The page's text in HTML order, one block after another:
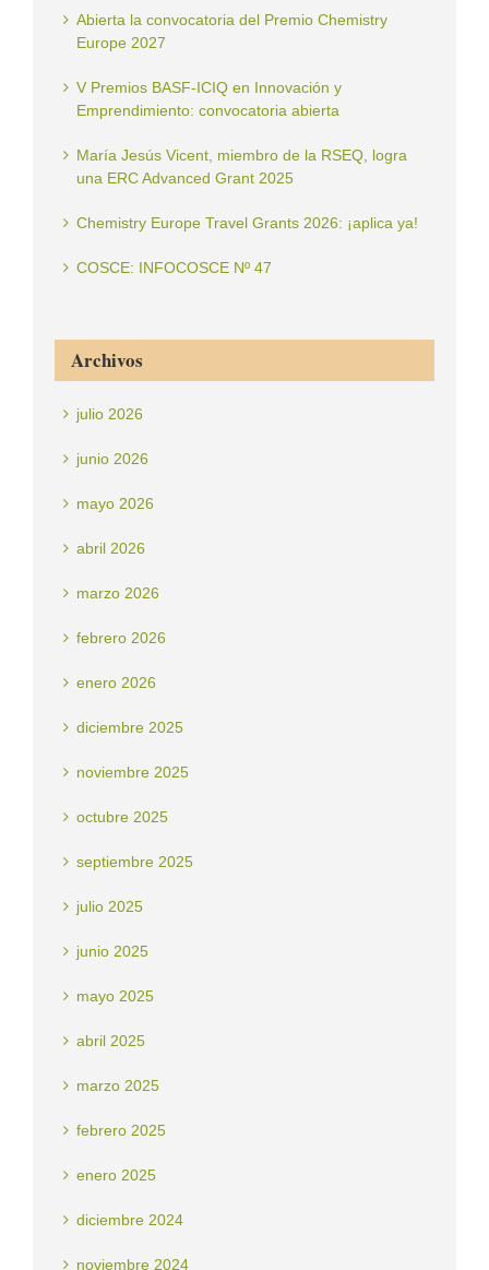
Abierta la convocatoria del Premio Chemistry
Europe 2027
V Premios BASF-ICIQ en Innovación y
Emprendimiento: convocatoria abierta
María Jesús Vicent, miembro de la RSEQ, logra
una ERC Advanced Grant 2025
Chemistry Europe Travel Grants 2026: ¡aplica ya!
COSCE: INFOCOSCE Nº 47
Archivos
julio 2026
junio 2026
mayo 2026
abril 2026
marzo 2026
febrero 2026
enero 2026
diciembre 2025
noviembre 2025
octubre 2025
septiembre 2025
julio 2025
junio 2025
mayo 2025
abril 2025
marzo 2025
febrero 2025
enero 2025
diciembre 2024
noviembre 2024